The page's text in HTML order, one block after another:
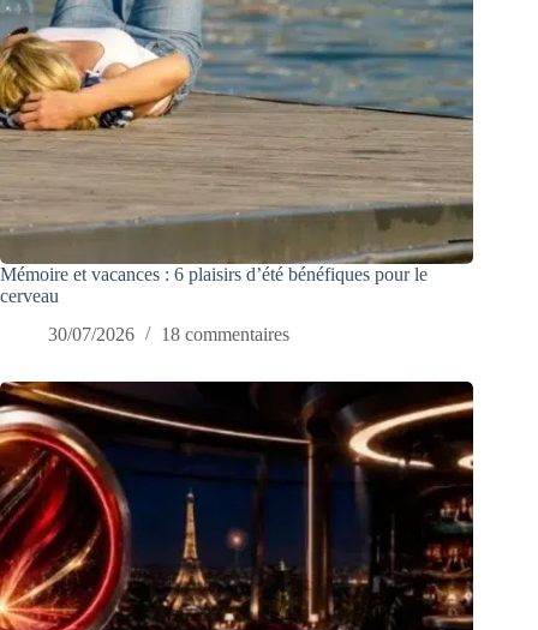
Mémoire et vacances : 6 plaisirs d’été bénéfiques pour le
cerveau
30/07/2026
18 commentaires